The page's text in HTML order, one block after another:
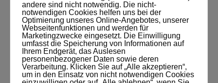
Musikvideo,Studionews,Videoproduktion
[embed]https://www.youtube.com/watch?
time_continue=212&v=8kyDK4zwdcI[/embed]
Band: Arpen Song: tmttb Videoproduktion:
Tobias Schuetze, Dennis Arnold Make Up:
Cordula Kreuter, Thora Pilling Making Ofs: Jörg
andere sind nicht notwendig. Die nicht-
notwendigen Cookies helfen uns bei der
Optimierung unseres Online-Angebotes, unserer
Webseitenfunktionen und werden für
Marketingzwecke eingesetzt. Die Einwilligung
umfasst die Speicherung von Informationen auf
Ihrem Endgerät, das Auslesen
personenbezogener Daten sowie deren
Verarbeitung. Klicken Sie auf „Alle akzeptieren“,
um in den Einsatz von nicht notwendigen Cookies